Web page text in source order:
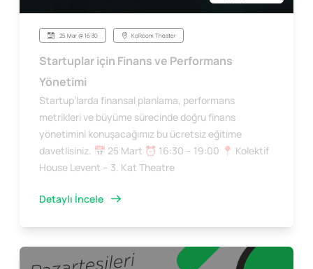
25 Mar @ 16:30 KoRoom Theater
Startuplar için Finans ve Performans
Yönetimi
Startup’larda finansal planlama, performans
metrikleri ve büyüme sürecinde doğru finans
yönetimini konuşacağımız bu ücretsiz eğitime
davetlisiniz. 📅 25 Mart ⏰ 16:30 – 19:00 📍 Kolektif
House Levent – 3. Kat Theatre
Detaylı İncele